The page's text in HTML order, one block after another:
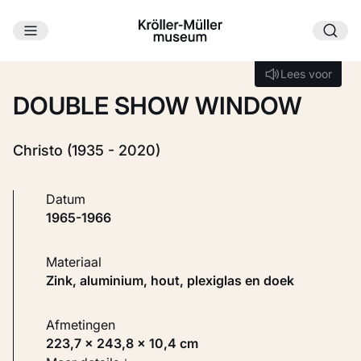
Ga naar hoofdinhoud
Lees voor
Lees voor
DOUBLE SHOW WINDOW
Christo (1935 - 2020)
Datum
1965-1966
Materiaal
Zink, aluminium, hout, plexiglas en doek
Afmetingen
223,7 × 243,8 × 10,4 cm